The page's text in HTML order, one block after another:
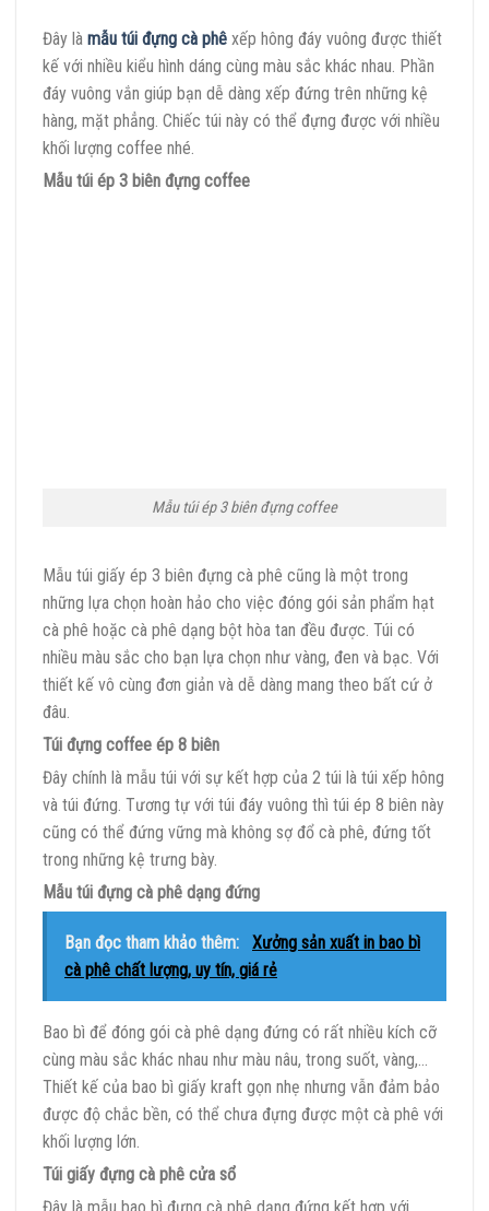
Đây là mẫu túi đựng cà phê xếp hông đáy vuông được thiết
kế với nhiều kiểu hình dáng cùng màu sắc khác nhau. Phần
đáy vuông vắn giúp bạn dễ dàng xếp đứng trên những kệ
hàng, mặt phẳng. Chiếc túi này có thể đựng được với nhiều
khối lượng coffee nhé.
Mẫu túi ép 3 biên đựng coffee
Mẫu túi ép 3 biên đựng coffee
Mẫu túi giấy ép 3 biên đựng cà phê cũng là một trong
những lựa chọn hoàn hảo cho việc đóng gói sản phẩm hạt
cà phê hoặc cà phê dạng bột hòa tan đều được. Túi có
nhiều màu sắc cho bạn lựa chọn như vàng, đen và bạc. Với
thiết kế vô cùng đơn giản và dễ dàng mang theo bất cứ ở
đâu.
Túi đựng coffee ép 8 biên
Đây chính là mẫu túi với sự kết hợp của 2 túi là túi xếp hông
và túi đứng. Tương tự với túi đáy vuông thì túi ép 8 biên này
cũng có thể đứng vững mà không sợ đổ cà phê, đứng tốt
trong những kệ trưng bày.
Mẫu túi đựng cà phê dạng đứng
Bạn đọc tham khảo thêm:
Xưởng sản xuất in bao bì
cà phê chất lượng, uy tín, giá rẻ
Bao bì để đóng gói cà phê dạng đứng có rất nhiều kích cỡ
cùng màu sắc khác nhau như màu nâu, trong suốt, vàng,…
Thiết kế của bao bì giấy kraft gọn nhẹ nhưng vẫn đảm bảo
được độ chắc bền, có thể chưa đựng được một cà phê với
khối lượng lớn.
Túi giấy đựng cà phê cửa sổ
Đây là mẫu bao bì đựng cà phê dạng đứng kết hợp với